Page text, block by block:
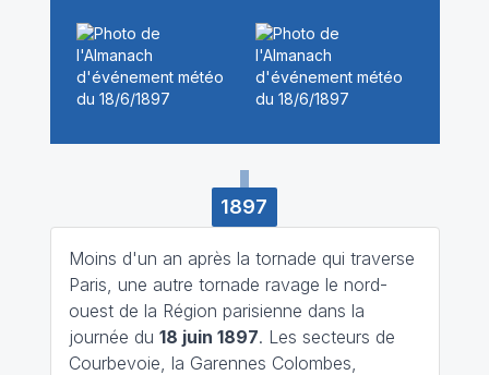
1897
Moins d'un an après la tornade qui traverse
Paris, une autre tornade ravage le nord-
ouest de la Région parisienne dans la
journée du 18 juin 1897. Les secteurs de
Courbevoie, la Garennes Colombes,